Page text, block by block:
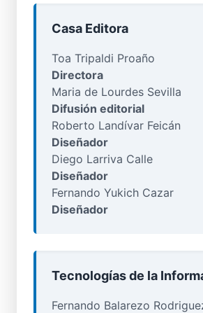
Casa Editora
Toa Tripaldi Proaño
Directora
Maria de Lourdes Sevilla
Difusión editorial
Roberto Landívar Feicán
Diseñador
Diego Larriva Calle
Diseñador
Fernando Yukich Cazar
Diseñador
Tecnologías de la
Fernando Balarezo